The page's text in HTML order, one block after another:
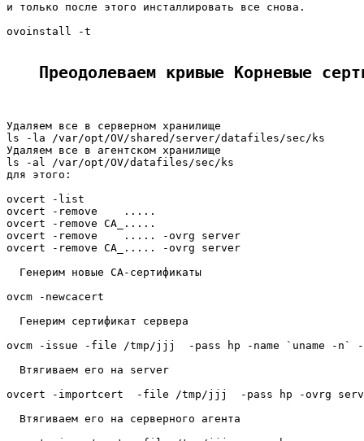
и только после этого инсталлировать все снова.
ovoinstall -t
Преодолеваем кривые Корневые
Удаляем все в серверном хранилище
ls -la /var/opt/OV/shared/server/datafiles/sec/ks
Удаляем все в агентском хранилище
ls -al /var/opt/OV/datafiles/sec/ks
для этого:
ovcert -list
ovcert -remove    .....
ovcert -remove CA_.....
ovcert -remove    ..... -ovrg server
ovcert -remove CA_..... -ovrg server
  Генерим новые CA-сертификаты
ovcm -newcacert
  Генерим сертификат сервера
ovcm -issue -file /tmp/jjj  -pass hp -name `uname -n`
  Втягиваем его на server
ovcert -importcert  -file /tmp/jjj  -pass hp -ovrg
  Втягиваем его на серверного агента